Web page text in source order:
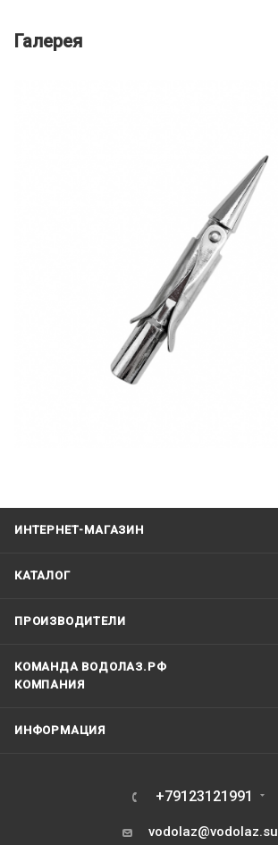
Галерея
ИНТЕРНЕТ-МАГАЗИН
КАТАЛОГ
ПРОИЗВОДИТЕЛИ
КОМАНДА ВОДОЛАЗ.РФ
КОМПАНИЯ
ИНФОРМАЦИЯ
+79123121991
vodolaz@vodolaz.su